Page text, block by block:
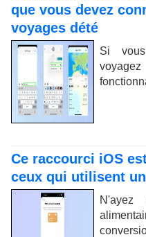
que vous devez
voyages dété
Si
Ce raccourci iOS
ceux qui utilisent
N'ayez